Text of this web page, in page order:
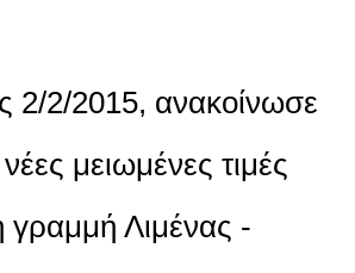
2/2/2015, ανακοίνωσε
μειωμένες τιμές
Λιμένας -